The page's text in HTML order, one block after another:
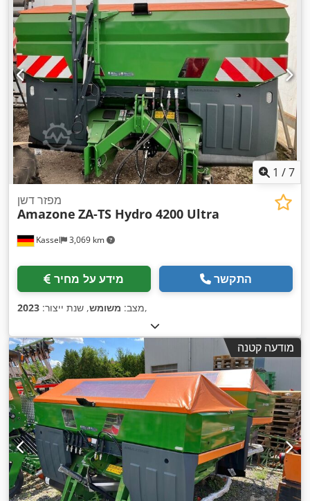
1 /7
Kassel 3,069 km
מפזר דשן
Amazone ZA-TS Hydro 4200 Ultra
מידע על מחיר התקשר
מצב: משומש, שנת ייצור: 2023 ,
מודעה קטנה